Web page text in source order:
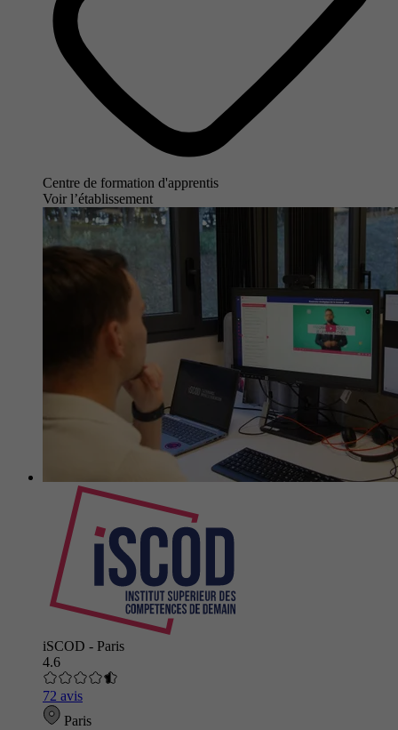
Centre de formation d'apprentis
Voir l’établissement
iSCOD - Paris
4.6
72 avis
Paris